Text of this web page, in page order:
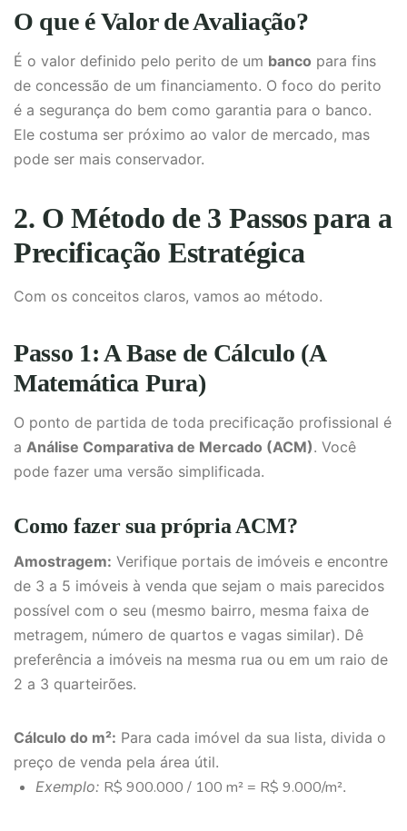
O que é Valor de Avaliação?
É o valor definido pelo perito de um banco para fins
de concessão de um financiamento. O foco do perito
é a segurança do bem como garantia para o banco.
Ele costuma ser próximo ao valor de mercado, mas
pode ser mais conservador.
2. O Método de 3 Passos para a
Precificação Estratégica
Com os conceitos claros, vamos ao método.
Passo 1: A Base de Cálculo (A
Matemática Pura)
O ponto de partida de toda precificação profissional é
a Análise Comparativa de Mercado (ACM). Você
pode fazer uma versão simplificada.
Como fazer sua própria ACM?
Amostragem: Verifique portais de imóveis e encontre
de 3 a 5 imóveis à venda que sejam o mais parecidos
possível com o seu (mesmo bairro, mesma faixa de
metragem, número de quartos e vagas similar). Dê
preferência a imóveis na mesma rua ou em um raio de
2 a 3 quarteirões.
Cálculo do m²: Para cada imóvel da sua lista, divida o
preço de venda pela área útil.
Exemplo: R$ 900.000 / 100 m² = R$ 9.000/m².